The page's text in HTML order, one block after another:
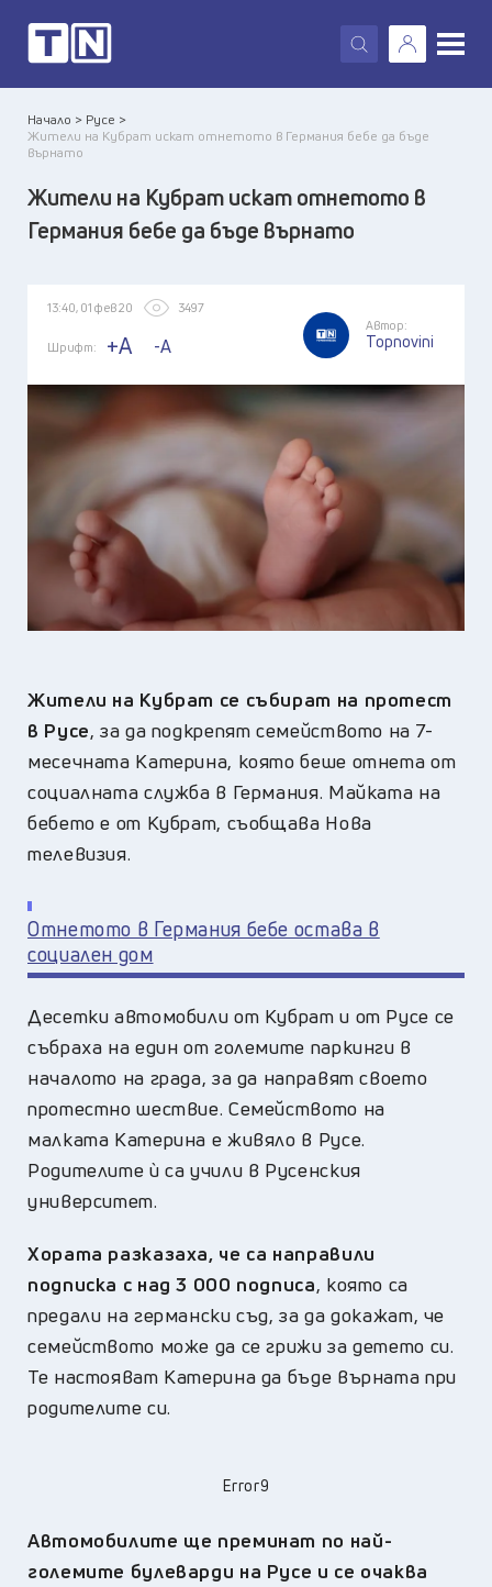
X
Начало > Русе >
Жители на Кубрат искат отнетото в Германия бебе да бъде
върнато
Жители на Кубрат искат отнетото в
Германия бебе да бъде върнато
13:40, 01 фев 20 3497
Шрифт: +A -A
Автор:
Topnovini
Жители на Кубрат се събират на протест
в Русе, за да подкрепят семейството на 7-
месечната Катерина, която беше отнета от
социалната служба в Германия. Майката на
бебето е от Кубрат, съобщава Нова
телевизия.
Отнетото в Германия бебе остава в
социален дом
Десетки автомобили от Кубрат и от Русе се
събраха на един от големите паркинги в
началото на града, за да направят своето
протестно шествие. Семейството на
малката Катерина е живяло в Русе.
Родителите ѝ са учили в Русенския
университет.
Хората разказаха, че са направили
подписка с над 3 000 подписа, която са
предали на германски съд, за да докажат, че
семейството може да се грижи за детето си.
Те настояват Катерина да бъде върната при
родителите си.
Error9
Автомобилите ще преминат по най-
големите булеварди на Русе и се очаква